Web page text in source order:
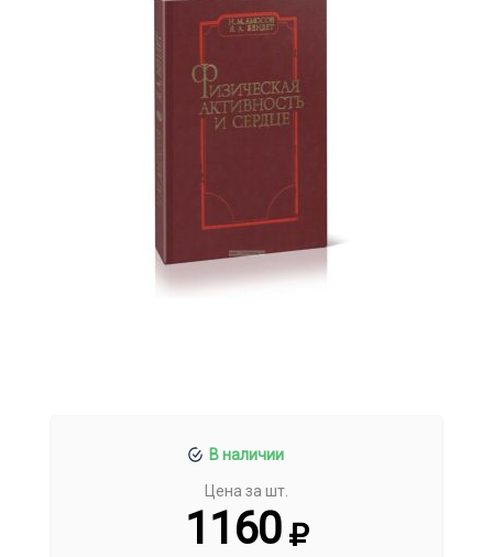
В наличии
Цена за шт.
1160